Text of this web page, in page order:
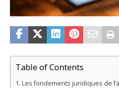
Table of Contents
Les fondements juridiques de